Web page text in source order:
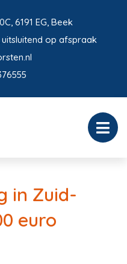
6191 EG, Beek
uitsluitend op afspraak
in Zuid-
euro